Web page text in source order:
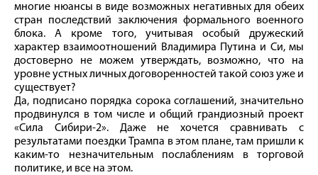
многие нюансы в виде возможных негативных для обеих
стран последствий заключения формального военного
блока. А кроме того, учитывая особый дружеский
характер взаимоотношений Владимира Путина и Си, мы
достоверно не можем утверждать, возможно, что на
уровне устных личных договоренностей такой союз уже и
существует?
Да, подписано порядка сорока соглашений, значительно
продвинулся в том числе и общий грандиозный проект
«Сила Сибири-2». Даже не хочется сравнивать с
результатами поездки Трампа в этом плане, там пришли к
каким-то незначительным послаблениям в торговой
политике, и все на этом.